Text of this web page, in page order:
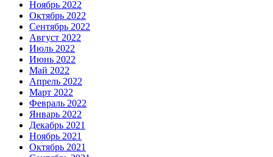
Ноябрь 2022
Октябрь 2022
Сентябрь 2022
Август 2022
Июль 2022
Июнь 2022
Май 2022
Апрель 2022
Март 2022
Февраль 2022
Январь 2022
Декабрь 2021
Ноябрь 2021
Октябрь 2021